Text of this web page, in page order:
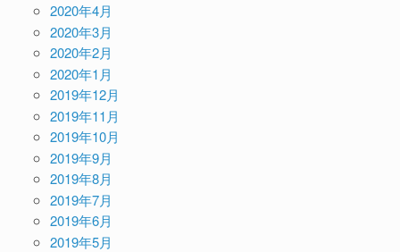
2020年4月
2020年3月
2020年2月
2020年1月
2019年12月
2019年11月
2019年10月
2019年9月
2019年8月
2019年7月
2019年6月
2019年5月